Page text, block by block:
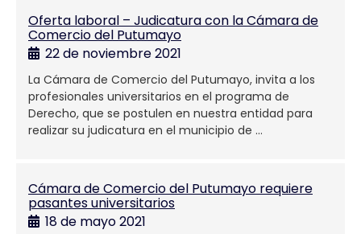
Oferta laboral – Judicatura con la Cámara de
Comercio del Putumayo
22 de noviembre 2021
La Cámara de Comercio del Putumayo, invita a los
profesionales universitarios en el programa de
Derecho, que se postulen en nuestra entidad para
realizar su judicatura en el municipio de …
Cámara de Comercio del Putumayo requiere
pasantes universitarios
18 de mayo 2021